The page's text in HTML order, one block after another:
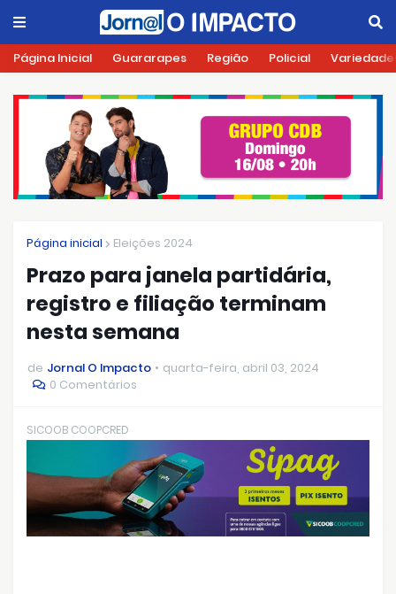
Página Inicial Guararapes Região Policial
Página inicial Eleições 2024
Prazo para janela partidária,
registro e filiação terminam
nesta semana
de Jornal O Impacto
quarta-feira, abril 03, 2024
0 Comentários
SICOOB COOPCRED